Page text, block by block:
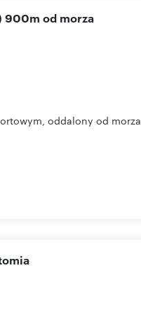
900m od morza
oddalony od